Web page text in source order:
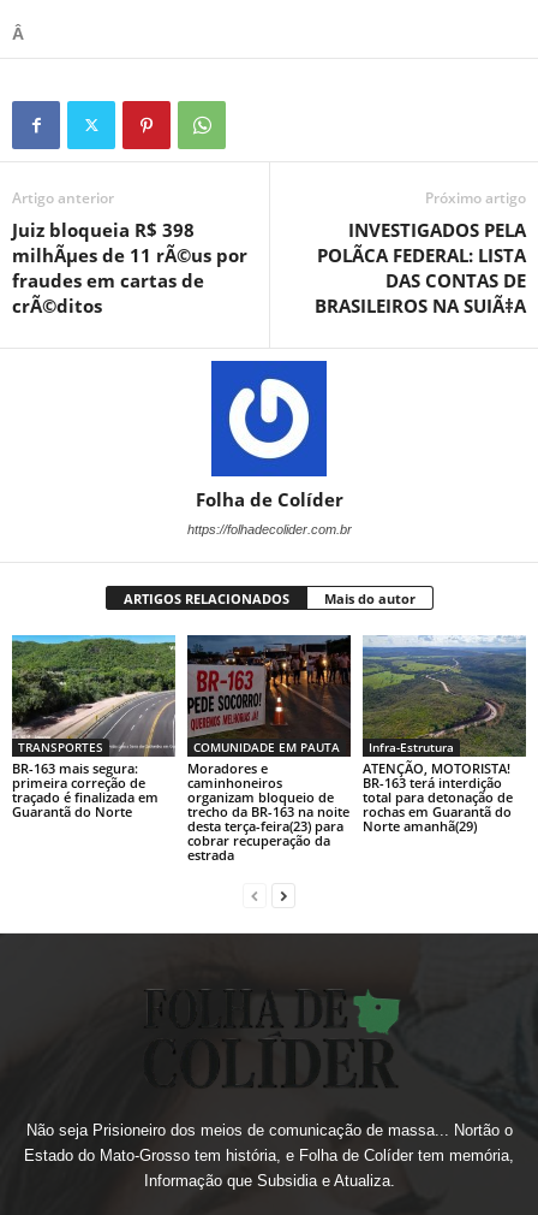
Â
Artigo anterior
Juiz bloqueia R$ 398
milhÃµes de 11 rÃ©us por
fraudes em cartas de
crÃ©ditos
Próximo artigo
INVESTIGADOS PELA
POLÃCA FEDERAL: LISTA
DAS CONTAS DE
BRASILEIROS NA SUIÃ‡A
Folha de Colíder
https://folhadecolider.com.br
ARTIGOS RELACIONADOS Mais do autor
TRANSPORTES
BR-163 mais segura:
primeira correção de
traçado é finalizada em
Guarantã do Norte
COMUNIDADE EM PAUTA
Moradores e
caminhoneiros
organizam bloqueio de
trecho da BR-163 na noite
desta terça-feira(23) para
cobrar recuperação da
estrada
Infra-Estrutura
ATENÇÃO, MOTORISTA!
BR-163 terá interdição
total para detonação de
rochas em Guarantã do
Norte amanhã(29)
Não seja Prisioneiro dos meios de comunicação de massa... Nortão o
Estado do Mato-Grosso tem história, e Folha de Colíder tem memória,
Informação que Subsidia e Atualiza.